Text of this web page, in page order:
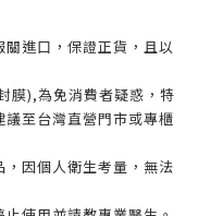
進口，保證正貨，且以
膜),為免消費者疑惑，特
至台灣直營門市或專櫃
因個人衛生考量，無法